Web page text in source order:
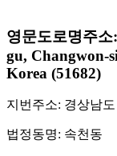
영문도로명주소
gu, Changwon-
Korea (51682)
지번주소: 경상남
법정동명: 속천동